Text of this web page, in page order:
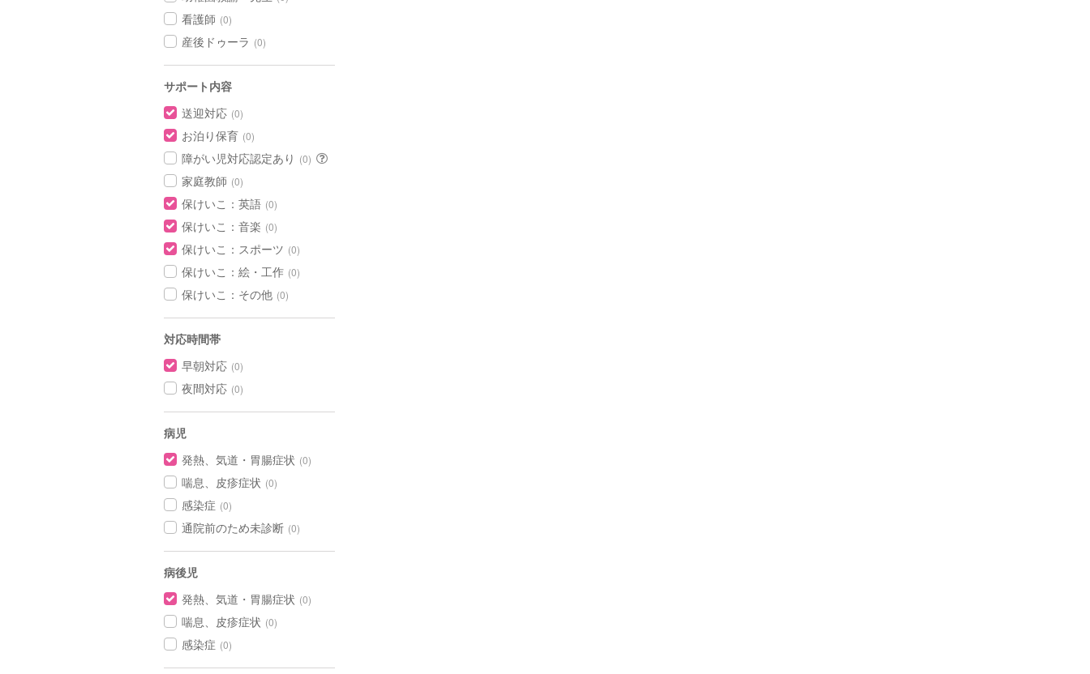
看護師 (0)
産後ドゥーラ (0)
サポート内容
送迎対応 (0)
お泊り保育 (0)
障がい児対応認定あり (0)
家庭教師 (0)
保けいこ：英語 (0)
保けいこ：音楽 (0)
保けいこ：スポーツ (0)
保けいこ：絵・工作 (0)
保けいこ：その他 (0)
対応時間帯
早朝対応 (0)
夜間対応 (0)
病児
発熱、気道・胃腸症状 (0)
喘息、皮疹症状 (0)
感染症 (0)
通院前のため未診断 (0)
病後児
発熱、気道・胃腸症状 (0)
喘息、皮疹症状 (0)
感染症 (0)